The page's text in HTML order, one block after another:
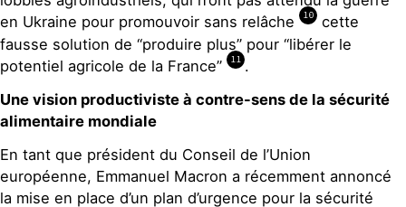
en Ukraine pour promouvoir sans relâche
10
cette
fausse solution de “produire plus” pour “libérer le
potentiel agricole de la France”
11 .
Une vision productiviste à contre-sens de la sécurité
alimentaire mondiale
En tant que président du Conseil de l’Union
européenne, Emmanuel Macron a récemment annoncé
la mise en place d’un plan d’urgence pour la sécurité